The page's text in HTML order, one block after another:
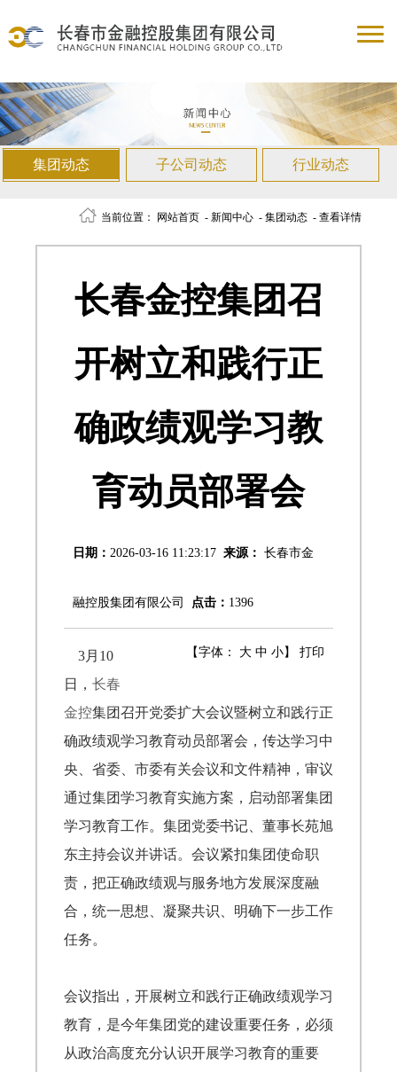
集团动态 子公司动态 行业动态
当前位置： 网站首页 - 新闻中心 - 集团动态 - 查看详情
长春金控集团召
开树立和践行正
确政绩观学习教
育动员部署会
日期： 2026-03-16 11:23:17 来源： 长春市金
融控股集团有限公司 点击： 1396
【字体： 大 中 小】 打印
3月10
日， 长春
金控集团召开党委扩大会议暨树立和践行正
确政绩观学习教育动员部署会，传达学习中
央、省委、市委有关会议和文件精神，审议
通过集团学习教育实施方案，启动部署集团
学习教育工作。集团党委书记、董事长苑旭
东主持会议并讲话。会议紧扣集团使命职
责，把正确政绩观与服务地方发展深度融
合，统一思想、凝聚共识、明确下一步工作
任务。
会议指出，开展树立和践行正确政绩观学习
教育，是今年集团党的建设重要任务，必须
从政治高度充分认识开展学习教育的重要